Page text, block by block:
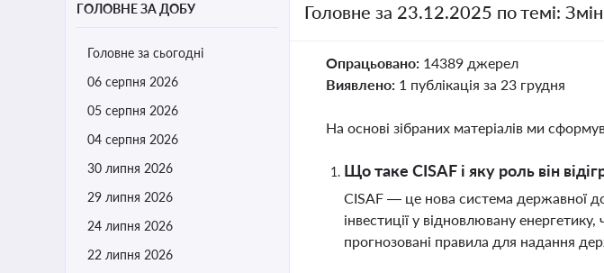
ГОЛОВНЕ ЗА ДОБУ
Головне за сьогодні
06 серпня 2026
05 серпня 2026
04 серпня 2026
30 липня 2026
29 липня 2026
24 липня 2026
22 липня 2026
Головне за 23.12.2025 по темі:
Опрацьовано: 14389 джерел
Виявлено: 1 публікація за 23 грудня
На основі зібраних матеріалів ми
Що таке CISAF і яку роль він
CISAF — це нова система державної
інвестиції у відновлювану
прогнозовані правила для надання